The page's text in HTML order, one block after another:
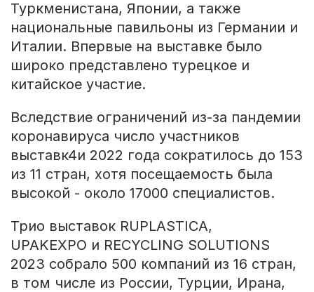
Туркменистана, Японии, а также
национальные павильоны из Германии и
Италии. Впервые на выставке было
широко представлено турецкое и
китайское участие.
Вследствие ограничений из-за пандемии
коронавируса число участников
выставк4и 2022 года сократилось до 153
из 11 стран, хотя посещаемость была
высокой - около 17000 специалистов.
Трио выставок RUPLASTICA,
UPAKEXPO и RECYCLING SOLUTIONS
2023 собрало 500 компаний из 16 стран,
в том числе из России, Турции, Ирана,